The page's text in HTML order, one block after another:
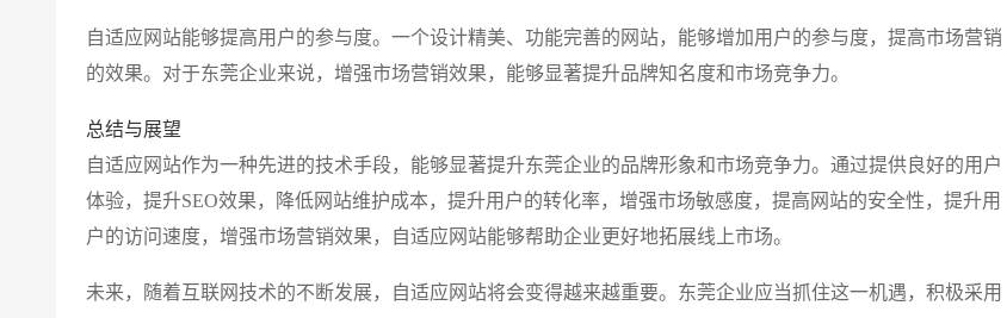
自适应网站能够提高用户的参与度。一个设计精美、功能完善的网站，能够增加用户的参与度，提高市场营销
的效果。对于东莞企业来说，增强市场营销效果，能够显著提升品牌知名度和市场竞争力。
总结与展望
自适应网站作为一种先进的技术手段，能够显著提升东莞企业的品牌形象和市场竞争力。通过提供良好的用户
体验，提升SEO效果，降低网站维护成本，提升用户的转化率，增强市场敏感度，提高网站的安全性，提升用
户的访问速度，增强市场营销效果，自适应网站能够帮助企业更好地拓展线上市场。
未来，随着互联网技术的不断发展，自适应网站将会变得越来越重要。东莞企业应当抓住这一机遇，积极采用